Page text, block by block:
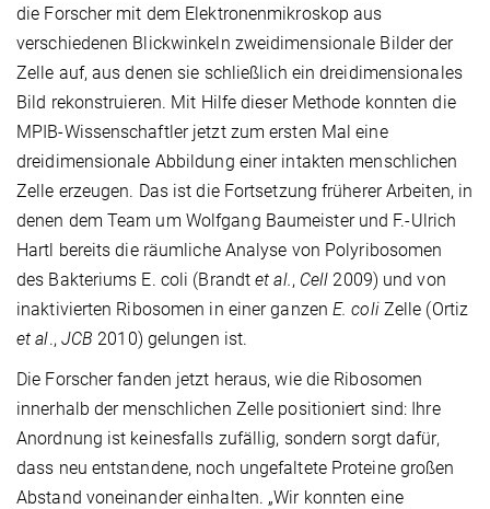
die Forscher mit dem Elektronenmikroskop aus
verschiedenen Blickwinkeln zweidimensionale Bilder der
Zelle auf, aus denen sie schließlich ein dreidimensionales
Bild rekonstruieren. Mit Hilfe dieser Methode konnten die
MPIB-Wissenschaftler jetzt zum ersten Mal eine
dreidimensionale Abbildung einer intakten menschlichen
Zelle erzeugen. Das ist die Fortsetzung früherer Arbeiten, in
denen dem Team um Wolfgang Baumeister und F.-Ulrich
Hartl bereits die räumliche Analyse von Polyribosomen
des Bakteriums E. coli (Brandtet al., Cell 2009) und von
inaktivierten Ribosomen in einer ganzenE. coliZelle (Ortiz
et al., JCB 2010) gelungen ist.
Die Forscher fanden jetzt heraus, wie die Ribosomen
innerhalb der menschlichen Zelle positioniert sind: Ihre
Anordnung ist keinesfalls zufällig, sondern sorgt dafür,
dass neu entstandene, noch ungefaltete Proteine großen
Abstand voneinander einhalten. „Wir konnten eine